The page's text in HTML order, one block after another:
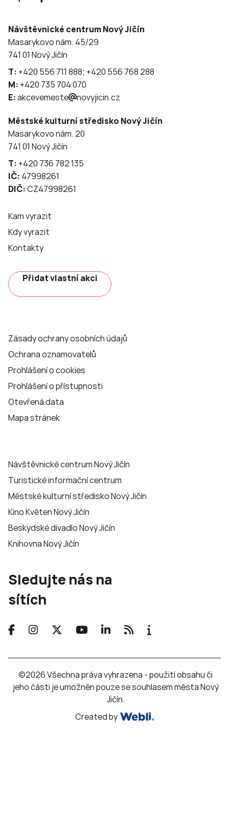
Návštěvnické centrum Nový Jičín
Masarykovo nám. 45/29
741 01 Nový Jičín
T: +420 556 711 888; +420 556 768 288
M: +420 735 704 070
E:akcevemeste novyjicin.cz
Městské kulturní středisko Nový Jičín
Masarykovo nám. 20
741 01 Nový Jičín
T: +420 736 782 135
IČ: 47998261
DIČ:CZ47998261
Kam vyrazit
Kdy vyrazit
Kontakty
Přidat vlastní akci
Zásady ochrany osobních údajů
Ochrana oznamovatelů
Prohlášení o cookies
Prohlášení o přístupnosti
Otevřená data
Mapa stránek
Návštěvnické centrum Nový Jičín
Turistické informační centrum
Městské kulturní středisko Nový Jičín
Kino Květen Nový Jičín
Beskydské divadlo Nový Jičín
Knihovna Nový Jičín
Sledujte nás na
sítích
©2026 Všechna práva vyhrazena - použití obsahu či
jeho části je umožněn pouze se souhlasem města Nový
Jičín.
Created by